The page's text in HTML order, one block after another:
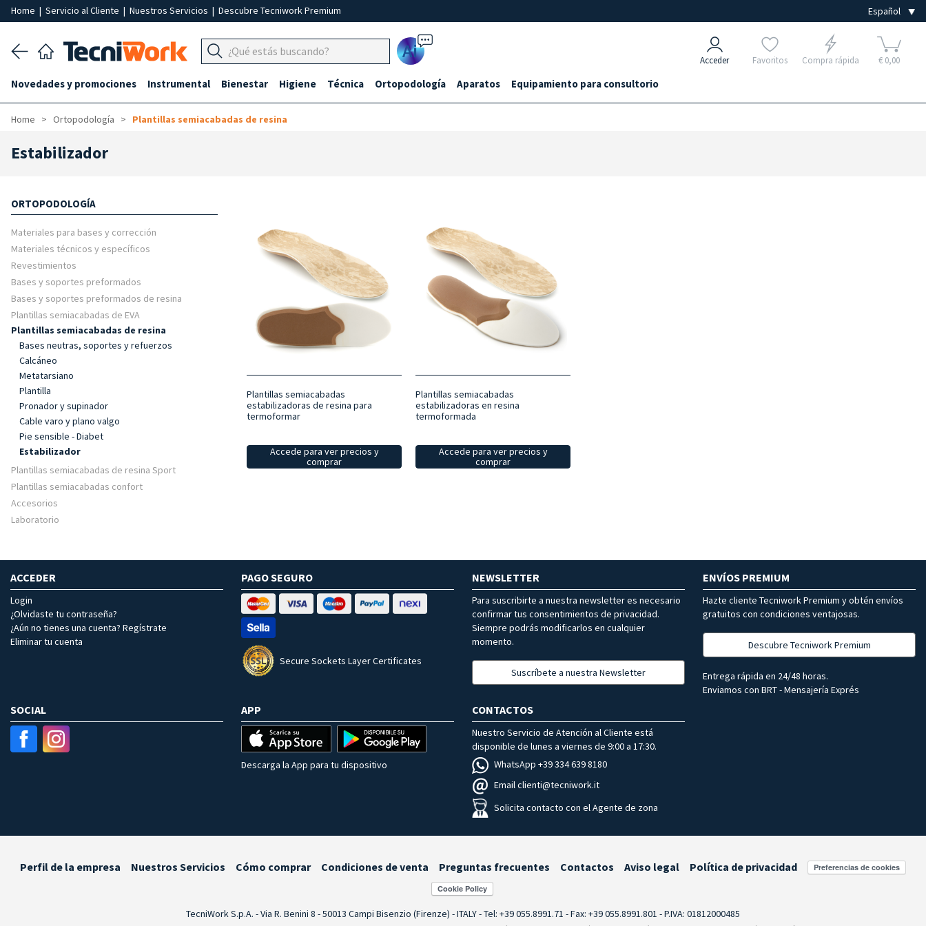
Home | Servicio al Cliente | Nuestros Servicios | Descubre Tecniwork Premium
Ai Acceder Favoritos Compra rápida € 0,00
Novedades y promociones Instrumental Bienestar Higiene Técnica Ortopodología Aparatos Equipamiento para consultorio
Home Ortopodología Plantillas semiacabadas de resina
Estabilizador
ORTOPODOLOGÍA
Materiales para bases y corrección
Materiales técnicos y específicos
Revestimientos
Bases y soportes preformados
Bases y soportes preformados de resina
Plantillas semiacabadas de EVA
Plantillas semiacabadas de resina
Bases neutras, soportes y refuerzos
Calcáneo
Metatarsiano
Plantilla
Pronador y supinador
Cable varo y plano valgo
Pie sensible - Diabet
Estabilizador
Plantillas semiacabadas de resina Sport
Plantillas semiacabadas confort
Accesorios
Laboratorio
Plantillas semiacabadas
estabilizadoras de resina para
termoformar
Accede para ver precios y
comprar
Plantillas semiacabadas
estabilizadoras en resina
termoformada
Accede para ver precios y
comprar
ACCEDER
Login
¿Olvidaste tu contraseña?
¿Aún no tienes una cuenta? Regístrate
Eliminar tu cuenta
PAGO SEGURO
Secure Sockets Layer Certificates
NEWSLETTER
Para suscribirte a nuestra newsletter es necesario
confirmar tus consentimientos de privacidad.
Siempre podrás modificarlos en cualquier
momento.
Suscríbete a nuestra Newsletter
ENVÍOS PREMIUM
Hazte cliente Tecniwork Premium y obtén envíos
gratuitos con condiciones ventajosas.
Descubre Tecniwork Premium
Entrega rápida en 24/48 horas.
Enviamos con BRT - Mensajería Exprés
SOCIAL APP
Descarga la App para tu dispositivo
CONTACTOS
Nuestro Servicio de Atención al Cliente está
disponible de lunes a viernes de 9:00 a 17:30.
WhatsApp +39 334 639 8180
Email clienti@tecniwork.it
Solicita contacto con el Agente de zona
Perfil de la empresa Nuestros Servicios Cómo comprar Condiciones de venta Preguntas frecuentes Contactos Aviso legal Política de privacidad Preferencias de cookies
TecniWork S.p.A. - Via R. Benini 8 - 50013 Campi Bisenzio (Firenze) - ITALY - Tel: +39 055.8991.71 - Fax: +39 055.8991.801 - P.IVA: 01812000485